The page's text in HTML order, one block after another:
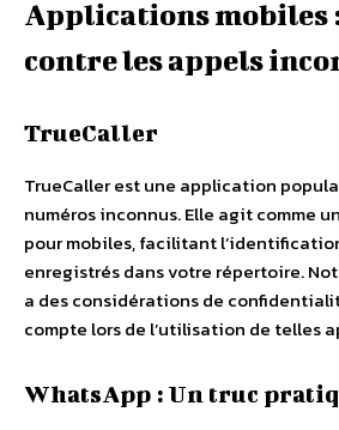
Applications mobiles
contre les appels
TrueCaller
TrueCaller est une application
numéros inconnus. Elle agit comme
pour mobiles, facilitant
enregistrés dans votre répertoire.
a des considérations de
compte lors de l’utilisation de telles
WhatsApp : Un truc